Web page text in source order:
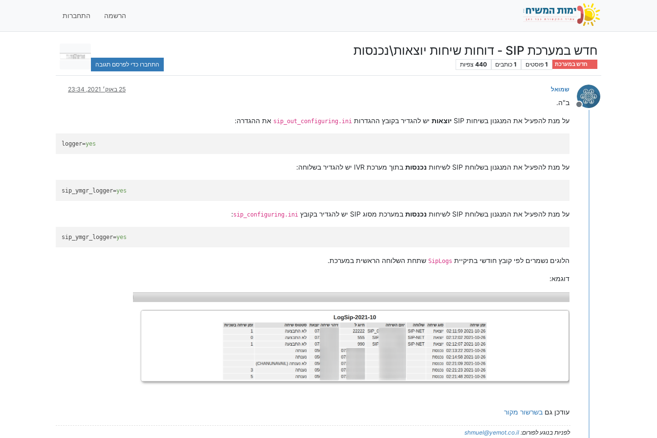
הרשמה התחברות
חדש במערכת SIP - דוחות שיחות יוצאות\נכנסות
חדש במערכת 1 פוסטים 1 כותבים 440 צפיות התחברו כדי לפרסם תגובה
מנותק
שמואל 25 באוק׳ 2021, 23:34
ב"ה.
על מנת להפעיל את המנגנון בשיחות SIP יוצאות יש להגדיר בקובץ ההגדרות sip_out_configuring.ini את ההגדרה:
logger=yes
על מנת להפעיל את המנגנון בשלוחת SIP לשיחות נכנסות בתוך מערכת IVR יש להגדיר בשלוחה:
sip_ymgr_logger=yes
על מנת להפעיל את המנגנון בשלוחת SIP לשיחות נכנסות במערכת מסוג SIP יש להגדיר בקובץ sip_configuring.ini
:
sip_ymgr_logger=yes
הלוגים נשמרים לפי קובץ חודשי בתיקיית SipLogs שתחת השלוחה הראשית במערכת.
דוגמא:
עודכן גם בשרשור מקור
לפניות בנוגע לפורום: shmuel@yemot.co.il